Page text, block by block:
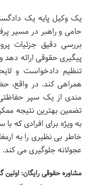
یک وکیل پایه یک
حامی و راهبر در مسیر
بررسی دقیق جزئیات
پیگیری حقوقی ارائه دهد
تنظیم دادخواست و
همراهی کند. در واقع،
مندی از یک سپر حفاظتی
تضمین بهترین نتیجه
به ویژه برای افرادی که
خاطر بی نظیری را به
عجولانه جلوگیری می کند.
مشاوره حقوقی رایگان: